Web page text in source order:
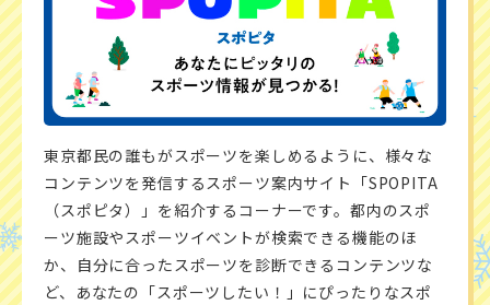
東京都民の誰もがスポーツを楽しめるように、様々な
コンテンツを発信するスポーツ案内サイト「SPOPITA
（スポピタ）」を紹介するコーナーです。都内のスポ
ーツ施設やスポーツイベントが検索できる機能のほ
か、自分に合ったスポーツを診断できるコンテンツな
ど、あなたの「スポーツしたい！」にぴったりなスポ